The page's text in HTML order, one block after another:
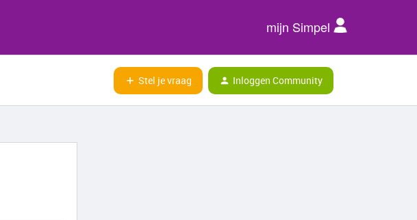
mijn Simpel
Stel je vraag Inloggen Community